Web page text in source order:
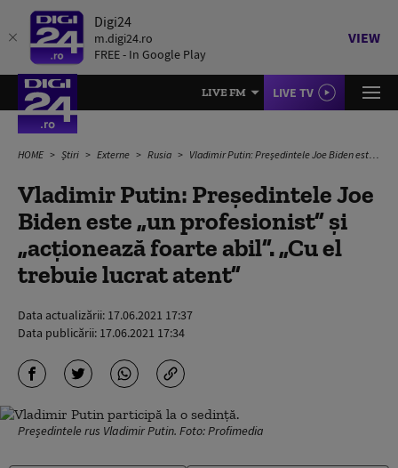
Digi24
m.digi24.ro
FREE - In Google Play
VIEW
LIVE FM LIVE TV
HOME Știri Externe Rusia Vladimir Putin: Preşedintele Joe Biden este „un profesionist” şi „acţionează foarte abil”. „Cu el trebuie lucrat atent”
Vladimir Putin: Preşedintele Joe
Biden este „un profesionist” şi
„acţionează foarte abil”. „Cu el
trebuie lucrat atent”
Data actualizării: 17.06.2021 17:37
Data publicării: 17.06.2021 17:34
Președintele rus Vladimir Putin. Foto: Profimedia